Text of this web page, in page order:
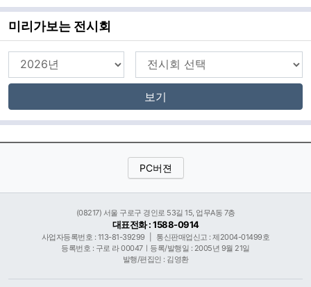
미리가보는 전시회
보기
PC버젼
(08217) 서울 구로구 경인로 53길 15, 업무A동 7층
대표전화 : 1588-0914
사업자등록번호 : 113-81-39299
통신판매업신고 : 제2004-01499호
등록번호 : 구로 라 00047ㅣ등록/발행일 : 2005년 9월 21일
발행/편집인 : 김영환